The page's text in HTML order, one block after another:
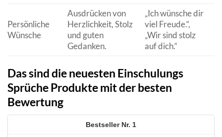
Persönliche
Wünsche
Ausdrücken von
Herzlichkeit, Stolz
und guten
Gedanken.
„Ich wünsche dir
viel Freude.“,
„Wir sind stolz
auf dich.“
Das sind die neuesten Einschulungs
Sprüche Produkte mit der besten
Bewertung
1